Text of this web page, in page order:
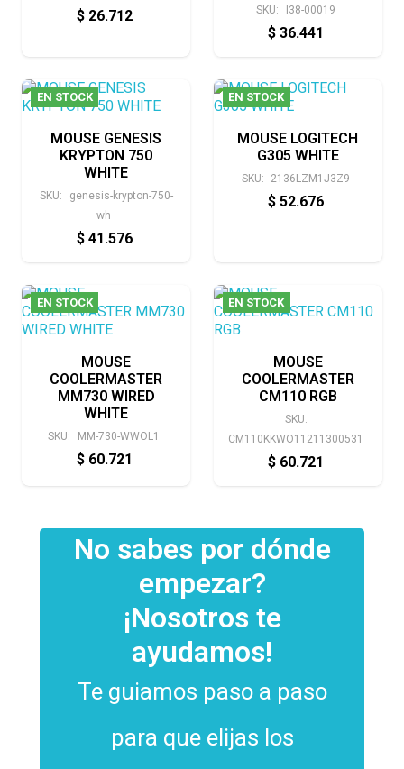
$ 26.712 SKU: I38-00019
$ 36.441
EN STOCK
MOUSE GENESIS
KRYPTON 750
WHITE
SKU:
genesis-krypton-750-
wh
$ 41.576
EN STOCK
MOUSE LOGITECH
G305 WHITE
SKU: 2136LZM1J3Z9
$ 52.676
EN STOCK
MOUSE
COOLERMASTER
MM730 WIRED
WHITE
SKU: MM-730-WWOL1
$ 60.721
EN STOCK
MOUSE
COOLERMASTER
CM110 RGB
SKU:
CM110KKWO11211300531
$ 60.721
No sabes por dónde
empezar?
¡Nosotros te
ayudamos!
Te guiamos paso a paso
para que elijas los